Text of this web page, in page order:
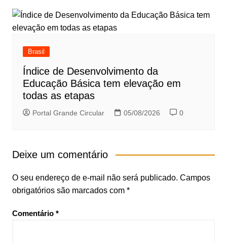
Brasil
Índice de Desenvolvimento da
Educação Básica tem elevação em
todas as etapas
Portal Grande Circular 05/08/2026 0
Deixe um comentário
O seu endereço de e-mail não será publicado. Campos
obrigatórios são marcados com *
Comentário *